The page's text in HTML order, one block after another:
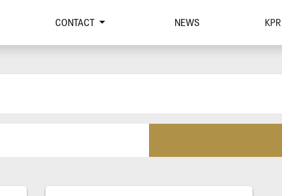
CONTACT NEWS KPR